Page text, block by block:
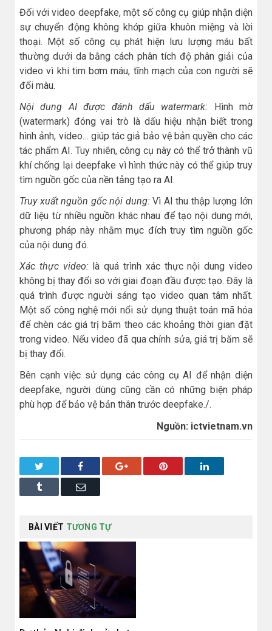
Đối với video deepfake, một số công cụ giúp nhận diện
sự chuyển động không khớp giữa khuôn miệng và lời
thoại. Một số công cụ phát hiện lưu lượng máu bất
thường dưới da bằng cách phân tích độ phân giải của
video vì khi tim bơm máu, tĩnh mạch của con người sẽ
đổi màu.
Nội dung AI được đánh dấu watermark: Hình mờ
(watermark) đóng vai trò là dấu hiệu nhận biết trong
hình ảnh, video… giúp tác giả bảo vệ bản quyền cho các
tác phẩm AI. Tuy nhiên, công cụ này có thể trở thành vũ
khí chống lại deepfake vì hình thức này có thể giúp truy
tìm nguồn gốc của nền tảng tạo ra AI.
Truy xuất nguồn gốc nội dung:Vì AI thu thập lượng lớn
dữ liệu từ nhiều nguồn khác nhau để tạo nội dung mới,
phương pháp này nhằm mục đích truy tìm nguồn gốc
của nội dung đó.
Xác thực video: là quá trình xác thực nội dung video
không bị thay đổi so với giai đoạn đầu được tạo. Đây là
quá trình được người sáng tạo video quan tâm nhất.
Một số công nghệ mới nổi sử dụng thuật toán mã hóa
để chèn các giá trị băm theo các khoảng thời gian đặt
trong video. Nếu video đã qua chỉnh sửa, giá trị băm sẽ
bị thay đổi.
Bên cạnh việc sử dụng các công cụ AI để nhận diện
deepfake, người dùng cũng cần có những biện pháp
phù hợp để bảo vệ bản thân trước deepfake./.
Nguồn: ictvietnam.vn
Facebook Google+ Pinterest LinkedIn
Tumblr Email
BÀI VIẾT TƯƠNG TỰ